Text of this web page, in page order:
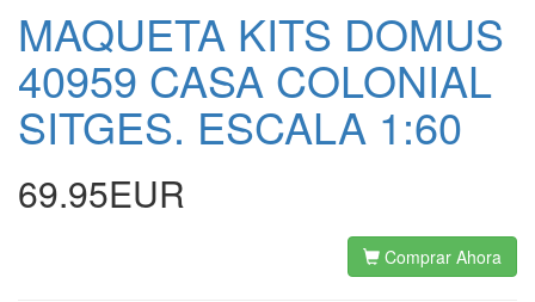
MAQUETA KITS DOMUS
40959 CASA COLONIAL
SITGES. ESCALA 1:60
69.95EUR
Comprar Ahora